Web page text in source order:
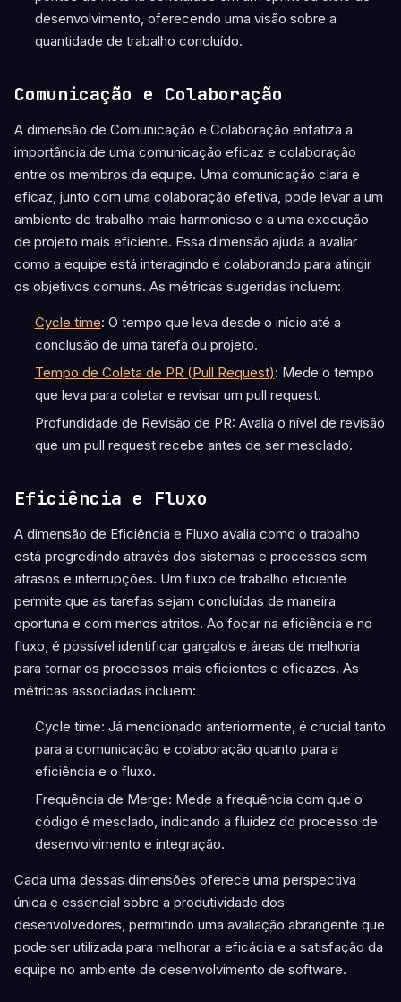
desenvolvimento, oferecendo uma visão sobre a
quantidade de trabalho concluído.
Comunicação e Colaboração
A dimensão de Comunicação e Colaboração enfatiza a
importância de uma comunicação eficaz e colaboração
entre os membros da equipe. Uma comunicação clara e
eficaz, junto com uma colaboração efetiva, pode levar a um
ambiente de trabalho mais harmonioso e a uma execução
de projeto mais eficiente. Essa dimensão ajuda a avaliar
como a equipe está interagindo e colaborando para atingir
os objetivos comuns. As métricas sugeridas incluem:
Cycle time: O tempo que leva desde o início até a
conclusão de uma tarefa ou projeto.
Tempo de Coleta de PR (Pull Request): Mede o tempo
que leva para coletar e revisar um pull request.
Profundidade de Revisão de PR: Avalia o nível de revisão
que um pull request recebe antes de ser mesclado.
Eficiência e Fluxo
A dimensão de Eficiência e Fluxo avalia como o trabalho
está progredindo através dos sistemas e processos sem
atrasos e interrupções. Um fluxo de trabalho eficiente
permite que as tarefas sejam concluídas de maneira
oportuna e com menos atritos. Ao focar na eficiência e no
fluxo, é possível identificar gargalos e áreas de melhoria
para tornar os processos mais eficientes e eficazes. As
métricas associadas incluem:
Cycle time: Já mencionado anteriormente, é crucial tanto
para a comunicação e colaboração quanto para a
eficiência e o fluxo.
Frequência de Merge: Mede a frequência com que o
código é mesclado, indicando a fluidez do processo de
desenvolvimento e integração.
Cada uma dessas dimensões oferece uma perspectiva
única e essencial sobre a produtividade dos
desenvolvedores, permitindo uma avaliação abrangente que
pode ser utilizada para melhorar a eficácia e a satisfação da
equipe no ambiente de desenvolvimento de software.